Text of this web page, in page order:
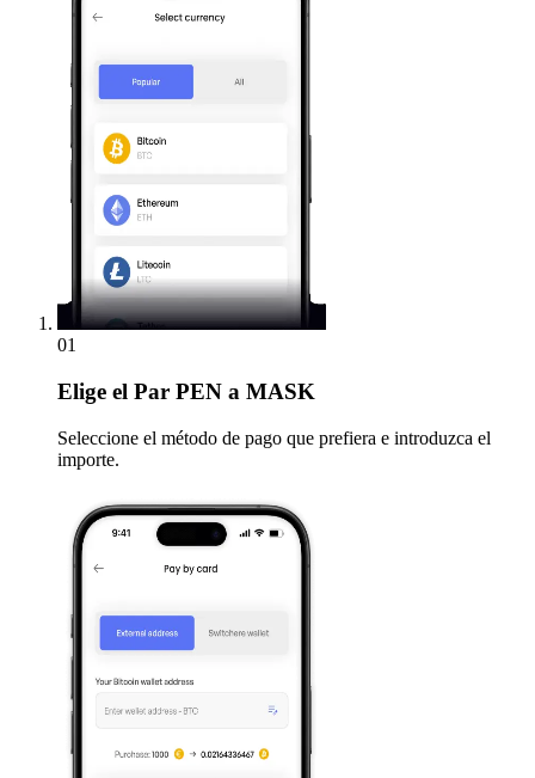
01
Elige el Par PEN a MASK
Seleccione el método de pago que prefiera e introduzca el
importe.